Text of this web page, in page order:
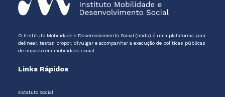
O Instituto Mobilidade e Desenvolvimento Social (Imds) é uma plataforma para
delinear, testar, propor, divulgar e acompanhar a execução de políticas públicas
de impacto em mobilidade social.
Links Rápidos
Estatuto Social